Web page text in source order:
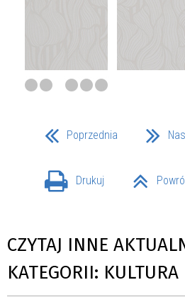
Poprzednia
Drukuj
CZYTAJ INNE
KATEGORII: KULTURA